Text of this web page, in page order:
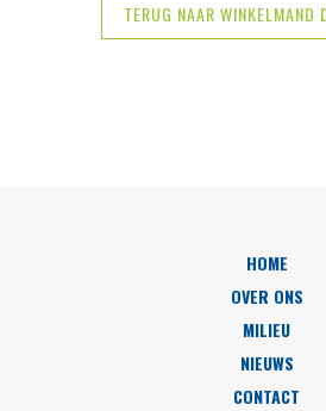
TERUG NAAR WINKELMAND
HOME
OVER ONS
MILIEU
NIEUWS
CONTACT